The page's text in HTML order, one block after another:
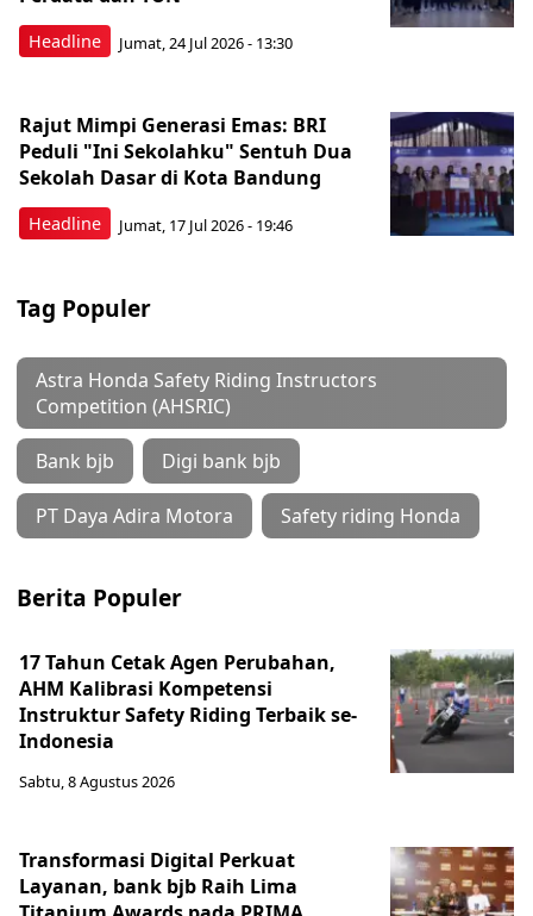
Headline Jumat, 24 Jul 2026 - 13:30
Headline
Rajut Mimpi Generasi Emas: BRI
Peduli "Ini Sekolahku" Sentuh Dua
Sekolah Dasar di Kota Bandung
Jumat, 17 Jul 2026 - 19:46
Tag Populer
Astra Honda Safety Riding Instructors
Competition (AHSRIC)
Bank bjb Digi bank bjb
PT Daya Adira Motora Safety riding Honda
Berita Populer
17 Tahun Cetak Agen Perubahan,
AHM Kalibrasi Kompetensi
Instruktur Safety Riding Terbaik se-
Indonesia
Sabtu, 8 Agustus 2026
Transformasi Digital Perkuat
Layanan, bank bjb Raih Lima